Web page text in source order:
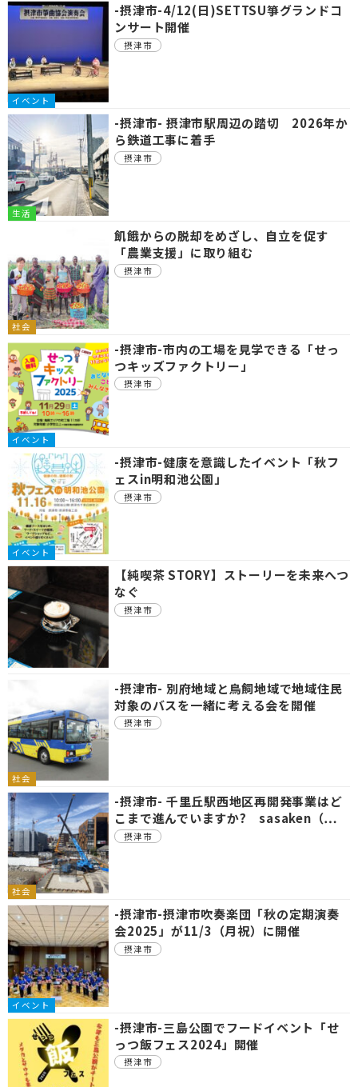
イベント
-摂津市-4/12(日)SETTSU箏グランドコ
ンサート開催
摂津市
生活
-摂津市- 摂津市駅周辺の踏切 2026年か
ら鉄道工事に着手
摂津市
社会
飢餓からの脱却をめざし、自立を促す
「農業支援」に取り組む
摂津市
イベント
-摂津市-市内の工場を見学できる「せっ
つキッズファクトリー」
摂津市
イベント
-摂津市-健康を意識したイベント「秋フ
ェスin明和池公園」
摂津市
【純喫茶 STORY】ストーリーを未来へつ
なぐ
摂津市
社会
-摂津市- 別府地域と鳥飼地域で地域住民
対象のバスを一緒に考える会を開催
摂津市
社会
-摂津市- 千里丘駅西地区再開発事業はど
こまで進んでいますか? sasaken（…
摂津市
イベント
-摂津市-摂津市吹奏楽団「秋の定期演奏
会2025」が11/3（月祝）に開催
摂津市
-摂津市-三島公園でフードイベント「せ
っつ飯フェス2024」開催
摂津市